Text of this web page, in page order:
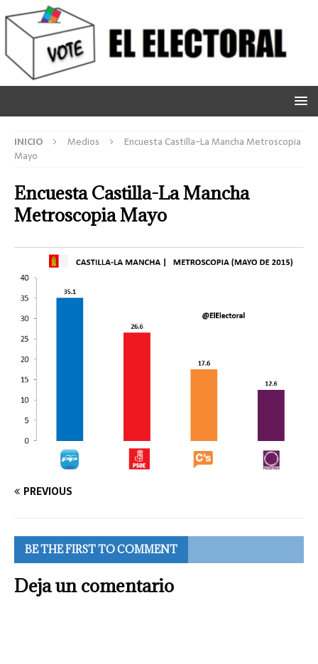
INICIO Medios
Encuesta Castilla-La Mancha Metroscopia
Mayo
Encuesta Castilla-La Mancha
Metroscopia Mayo
PREVIOUS
BE THE FIRST TO COMMENT
Deja un comentario